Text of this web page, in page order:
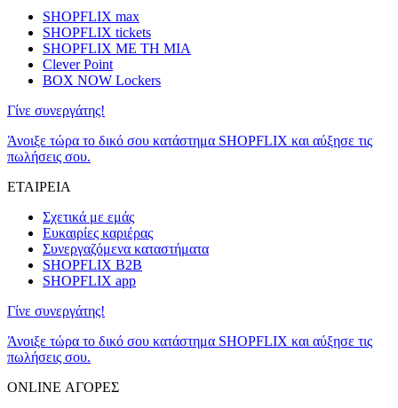
SHOPFLIX max
SHOPFLIX tickets
SHOPFLIX ΜΕ ΤΗ ΜΙΑ
Clever Point
BOX NOW Lockers
Γίνε συνεργάτης!
Άνοιξε τώρα το δικό σου κατάστημα SHOPFLIX και αύξησε τις
πωλήσεις σου.
ΕΤΑΙΡΕΙΑ
Σχετικά με εμάς
Ευκαιρίες καριέρας
Συνεργαζόμενα καταστήματα
SHOPFLIX B2B
SHOPFLIX app
Γίνε συνεργάτης!
Άνοιξε τώρα το δικό σου κατάστημα SHOPFLIX και αύξησε τις
πωλήσεις σου.
ONLINE ΑΓΟΡΕΣ